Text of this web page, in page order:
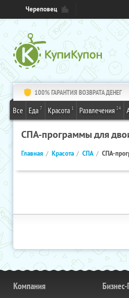
Череповец
100% ГАРАНТИЯ ВОЗВРАТА ДЕНЕГ
Все Еда 7 Красота 1 Развлечения 24
СПА-программы для
Главная Красота СПА СПА-
Компания